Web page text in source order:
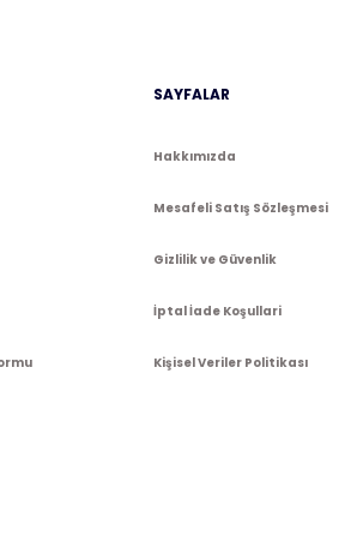
SAYFALAR
Hakkımızda
Mesafeli Satış Sözleşmesi
Gizlilik ve Güvenlik
İptal İade Koşullari
Kişisel Veriler Politikası